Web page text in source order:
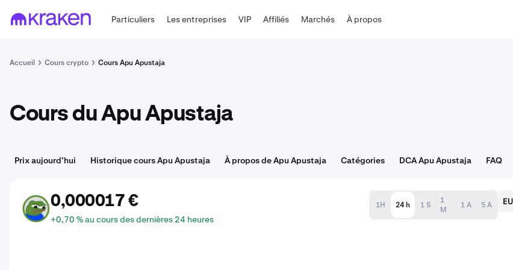
Particuliers Les entreprises VIP Affiliés Marchés À propos
Accueil Cours crypto Cours Apu Apustaja
Cours du Apu Apustaja
Prix aujourd’hui Historique cours Apu Apustaja À propos de Apu Apustaja Catégories DCA Apu Apustaja FAQ
APU 0,000017 €
+0,70 % au cours des dernières 24 heures
1H 24 h 1 S
1
M
1 A 5 A